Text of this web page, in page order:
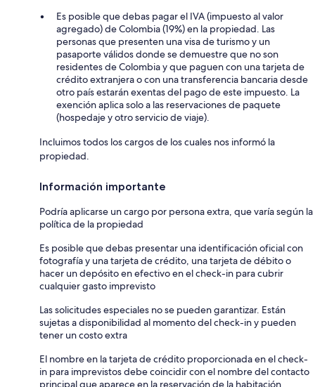
Es posible que debas pagar el IVA (impuesto al valor
agregado) de Colombia (19%) en la propiedad. Las
personas que presenten una visa de turismo y un
pasaporte válidos donde se demuestre que no son
residentes de Colombia y que paguen con una tarjeta de
crédito extranjera o con una transferencia bancaria desde
otro país estarán exentas del pago de este impuesto. La
exención aplica solo a las reservaciones de paquete
(hospedaje y otro servicio de viaje).
Incluimos todos los cargos de los cuales nos informó la
propiedad.
Información importante
Podría aplicarse un cargo por persona extra, que varía según la
política de la propiedad
Es posible que debas presentar una identificación oficial con
fotografía y una tarjeta de crédito, una tarjeta de débito o
hacer un depósito en efectivo en el check-in para cubrir
cualquier gasto imprevisto
Las solicitudes especiales no se pueden garantizar. Están
sujetas a disponibilidad al momento del check-in y pueden
tener un costo extra
El nombre en la tarjeta de crédito proporcionada en el check-
in para imprevistos debe coincidir con el nombre del contacto
principal que aparece en la reservación de la habitación